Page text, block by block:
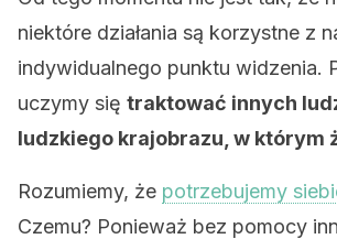
niektóre działania są korzystne z
indywidualnego punktu widzenia.
uczymy się traktować innych
ludzkiego krajobrazu, w którym
Rozumiemy, że potrzebujemy
Czemu? Ponieważ bez pomocy